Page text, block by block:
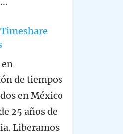
en
de tiempos
en México
25 años de
Liberamos